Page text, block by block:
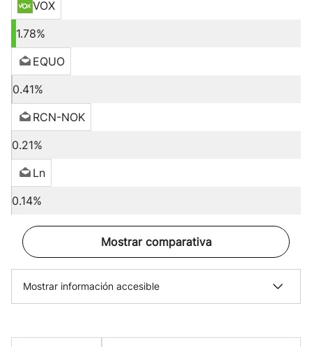
VOX
1.78%
EQUO
0.41%
RCN-NOK
0.21%
Ln
0.14%
Mostrar comparativa
Mostrar información accesible